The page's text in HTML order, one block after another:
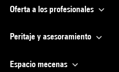
Oferta a los profesionales
Peritaje y asesoramiento
Espacio mecenas